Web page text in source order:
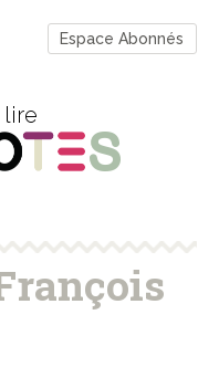
Espace Abonnés
lire